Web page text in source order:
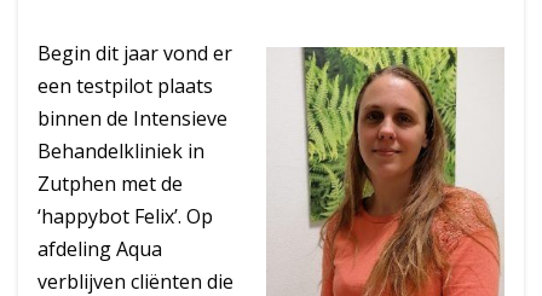
Begin dit jaar vond er
een testpilot plaats
binnen de Intensieve
Behandelkliniek in
Zutphen met de
‘happybot Felix’. Op
afdeling Aqua
verblijven cliënten die